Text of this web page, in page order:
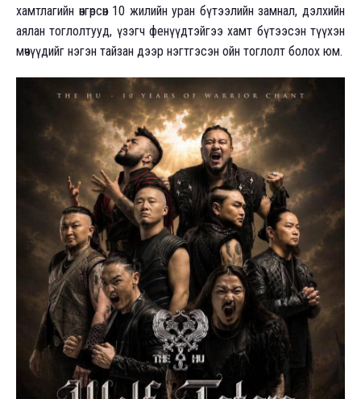
хамтлагийн өнгөрсөн 10 жилийн уран бүтээлийн замнал, дэлхийн
аялан тоглолтууд, үзэгч фенүүдтэйгээ хамт бүтээсэн түүхэн
мөчүүдийг нэгэн тайзан дээр нэгтгэсэн ойн тоглолт болох юм.